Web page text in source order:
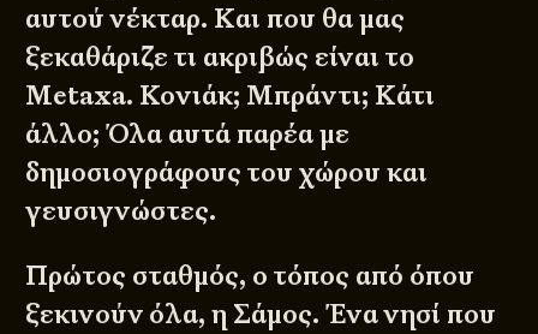
αυτού νέκταρ. Και που θα μας
ξεκαθάριζε τι ακριβώς είναι το
Metaxa. Κονιάκ; Μπράντι; Κάτι
άλλο; Όλα αυτά παρέα με
δημοσιογράφους του χώρου και
γευσιγνώστες.
Πρώτος σταθμός, ο τόπος από όπου
ξεκινούν όλα, η Σάμος. Ένα νησί που